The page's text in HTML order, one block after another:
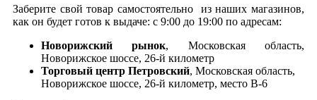
Заберите свой товар самостоятельно из наших магазинов,
как он будет готов к выдаче: с 9:00 до 19:00 по адресам:
Новорижский рынок, Московская область,
Новорижское шоссе, 26-й километр
Торговый центр Петровский, Московская область,
Новорижское шоссе, 26-й километр, место В-6